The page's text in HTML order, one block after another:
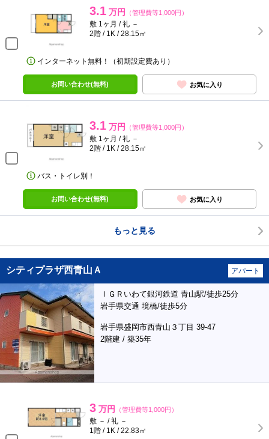
3.1 万円 （管理費等1,000円）
敷 1ヶ月 / 礼 －
2階 / 1K / 28.15㎡
インターネット無料！（初期設定費あり）
お問い合わせ(無料) お気に入り
3.1 万円 （管理費等1,000円）
敷 1ヶ月 / 礼 －
2階 / 1K / 28.15㎡
バス・トイレ別！
お問い合わせ(無料) お気に入り
もっと見る
シティプラザ西青山Ａ アパート
ＩＧＲいわて銀河鉄道 青山駅/徒歩25分
岩手県交通 境橋/徒歩5分
岩手県盛岡市西青山３丁目 39-47
2階建 / 築35年
3 万円 （管理費等1,000円）
敷 － / 礼 －
1階 / 1K / 22.83㎡